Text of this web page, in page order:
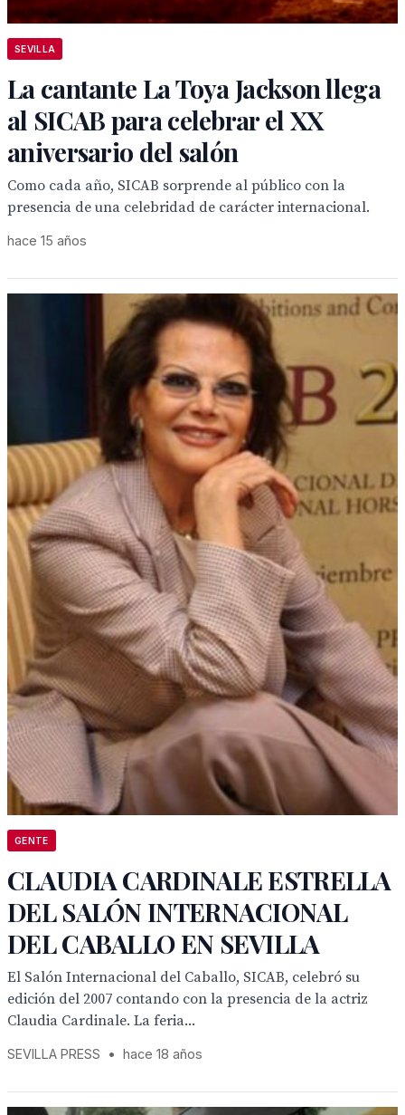
SEVILLA
La cantante La Toya Jackson llega
al SICAB para celebrar el XX
aniversario del salón
Como cada año, SICAB sorprende al público con la
presencia de una celebridad de carácter internacional.
hace 15 años
GENTE
CLAUDIA CARDINALE ESTRELLA
DEL SALÓN INTERNACIONAL
DEL CABALLO EN SEVILLA
El Salón Internacional del Caballo, SICAB, celebró su
edición del 2007 contando con la presencia de la actriz
Claudia Cardinale. La feria...
SEVILLA PRESS • hace 18 años